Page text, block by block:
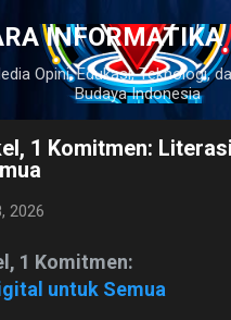
Langsung ke konten
INFORMATIKA
Opini, Edukasi, Teknologi,
Budaya Indonesia
1 Komitmen:
2026
1 Komitmen:
untuk Semua